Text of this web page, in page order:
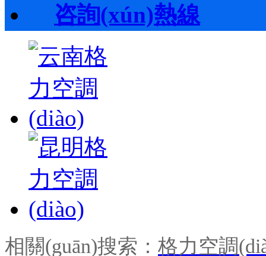
咨詢(xún)熱線
相關(guān)搜索： 格力空調